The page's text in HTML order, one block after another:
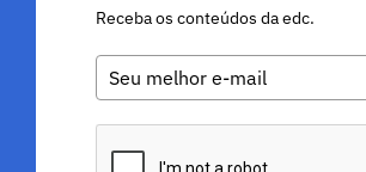
Receba os conteúdos da edc.